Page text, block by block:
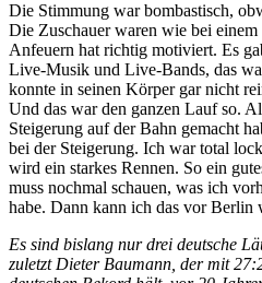
Die Stimmung war bombastisch,
Die Zuschauer waren wie bei
Anfeuern hat richtig motiviert. Es
Live-Musik und Live-Bands, das
konnte in seinen Körper gar nicht
Und das war den ganzen Lauf so.
Steigerung auf der Bahn gemacht
bei der Steigerung. Ich war total
wird ein starkes Rennen. So ein
muss nochmal schauen, was ich
habe. Dann kann ich das vor Berlin
Es sind bislang nur drei deutsche
zuletzt Dieter Baumann, der mit